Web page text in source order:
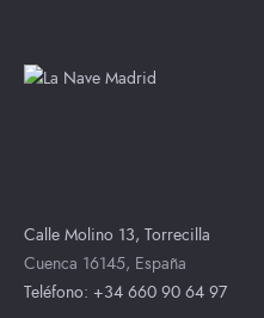
Calle Molino 13, Torrecilla
Cuenca 16145, España
Teléfono: +34 660 90 64 97